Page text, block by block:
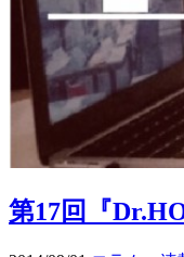
第17回『